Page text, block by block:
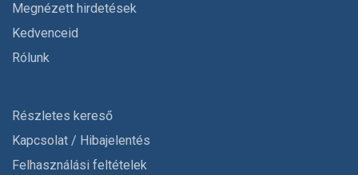
Megnézett hirdetések
Kedvenceid
Rólunk
Részletes kereső
Kapcsolat / Hibajelentés
Felhasználási feltételek